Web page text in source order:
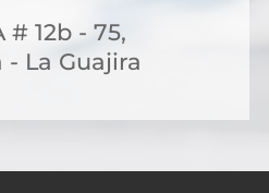
# 12b - 75,
La Guajira